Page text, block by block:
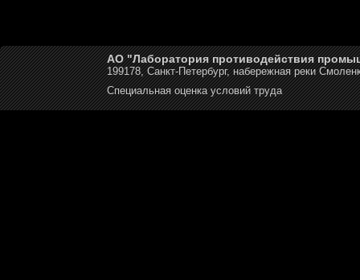
АО "Лаборатория противодействия
199178, Санкт-Петербург, набережная реки
Специальная оценка условий труда